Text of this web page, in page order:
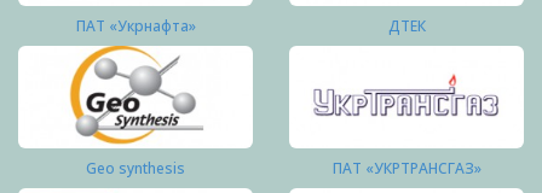
ПАТ «Укрнафта» ДТЕК
Geo synthesis ПАТ «УКРТРАНСГАЗ»